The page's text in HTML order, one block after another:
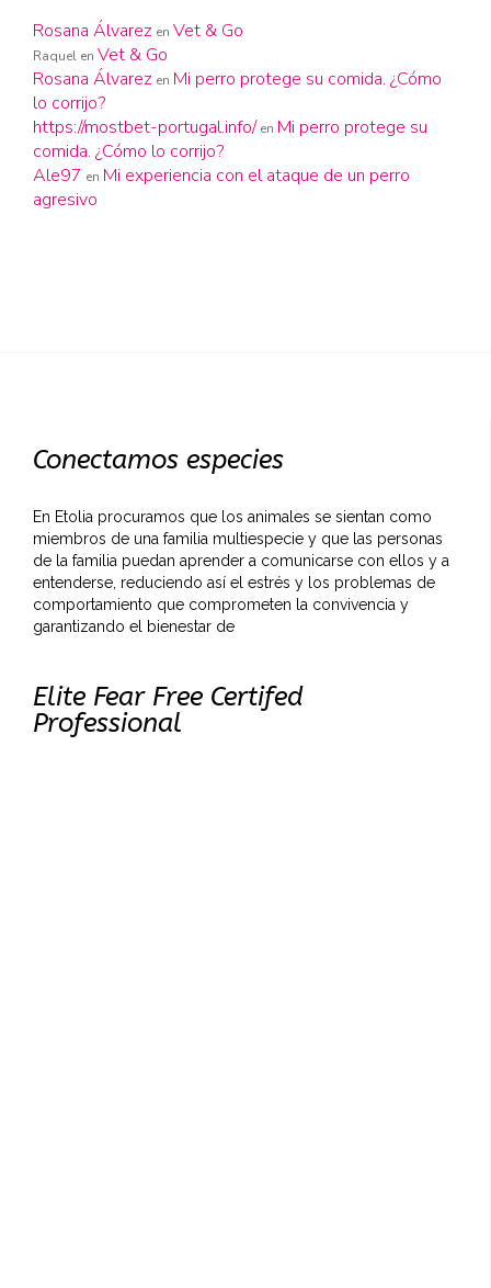
Rosana Álvarez en Vet & Go
Raquel en Vet & Go
Rosana Álvarez en Mi perro protege su comida. ¿Cómo
lo corrijo?
https://mostbet-portugal.info/ en Mi perro protege su
comida. ¿Cómo lo corrijo?
Ale97 en Mi experiencia con el ataque de un perro
agresivo
Conectamos especies
En Etolia procuramos que los animales se sientan como
miembros de una familia multiespecie y que las personas
de la familia puedan aprender a comunicarse con ellos y a
entenderse, reduciendo así el estrés y los problemas de
comportamiento que comprometen la convivencia y
garantizando el bienestar de
Elite Fear Free Certifed
Professional